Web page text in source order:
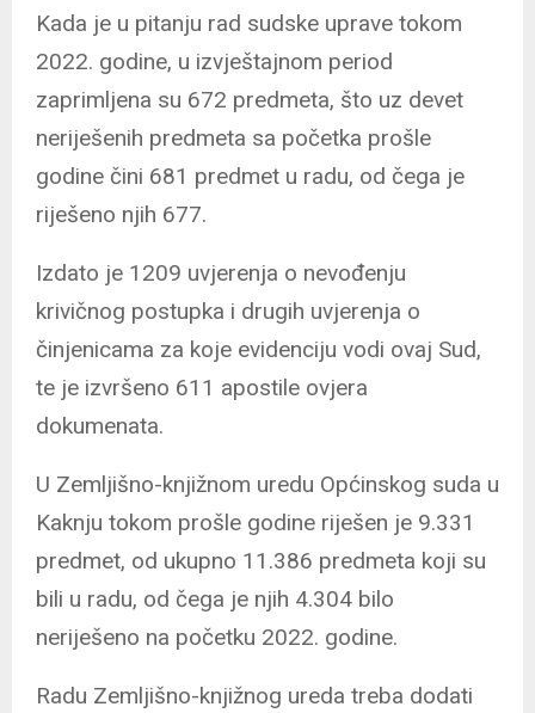
Kada je u pitanju rad sudske uprave tokom
2022. godine, u izvještajnom period
zaprimljena su 672 predmeta, što uz devet
neriješenih predmeta sa početka prošle
godine čini 681 predmet u radu, od čega je
riješeno njih 677.
Izdato je 1209 uvjerenja o nevođenju
krivičnog postupka i drugih uvjerenja o
činjenicama za koje evidenciju vodi ovaj Sud,
te je izvršeno 611 apostile ovjera
dokumenata.
U Zemljišno-knjižnom uredu Općinskog suda u
Kaknju tokom prošle godine riješen je 9.331
predmet, od ukupno 11.386 predmeta koji su
bili u radu, od čega je njih 4.304 bilo
neriješeno na početku 2022. godine.
Radu Zemljišno-knjižnog ureda treba dodati